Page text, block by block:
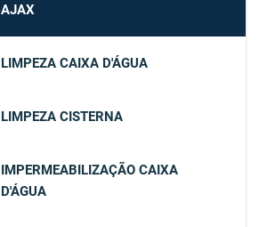
AJAX
LIMPEZA CAIXA D'ÁGUA
LIMPEZA CISTERNA
IMPERMEABILIZAÇÃO CAIXA
D'ÁGUA